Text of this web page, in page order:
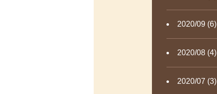
2020/09 (6)
2020/08 (4)
2020/07 (3)